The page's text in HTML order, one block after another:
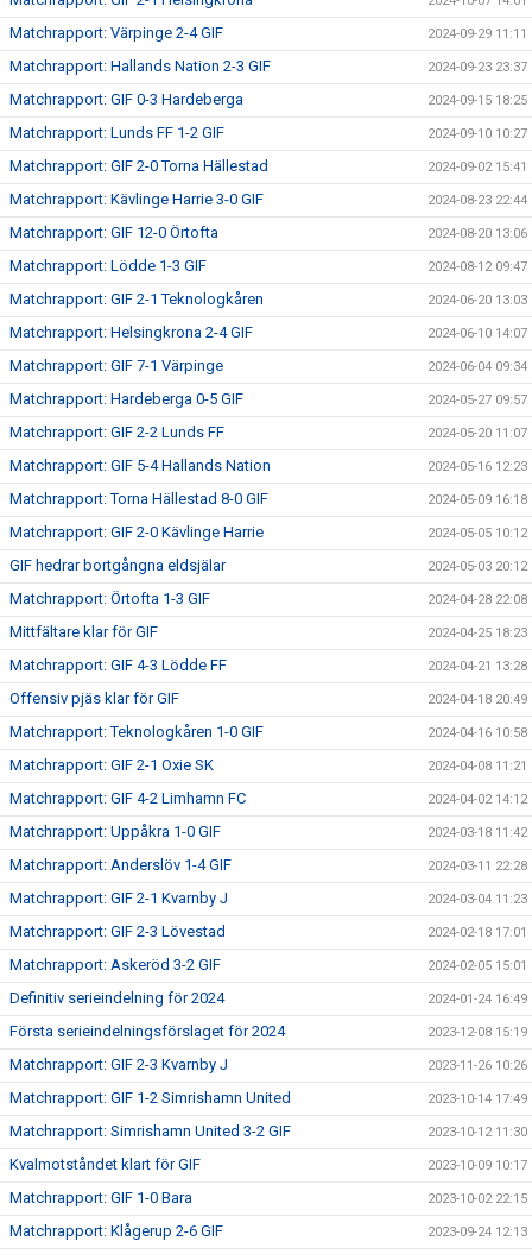
Matchrapport: Värpinge 2-4 GIF 2024-09-29 11:11
Matchrapport: Hallands Nation 2-3 GIF 2024-09-23 23:37
Matchrapport: GIF 0-3 Hardeberga 2024-09-15 18:25
Matchrapport: Lunds FF 1-2 GIF 2024-09-10 10:27
Matchrapport: GIF 2-0 Torna Hällestad 2024-09-02 15:41
Matchrapport: Kävlinge Harrie 3-0 GIF 2024-08-23 22:44
Matchrapport: GIF 12-0 Örtofta 2024-08-20 13:06
Matchrapport: Lödde 1-3 GIF 2024-08-12 09:47
Matchrapport: GIF 2-1 Teknologkåren 2024-06-20 13:03
Matchrapport: Helsingkrona 2-4 GIF 2024-06-10 14:07
Matchrapport: GIF 7-1 Värpinge 2024-06-04 09:34
Matchrapport: Hardeberga 0-5 GIF 2024-05-27 09:57
Matchrapport: GIF 2-2 Lunds FF 2024-05-20 11:07
Matchrapport: GIF 5-4 Hallands Nation 2024-05-16 12:23
Matchrapport: Torna Hällestad 8-0 GIF 2024-05-09 16:18
Matchrapport: GIF 2-0 Kävlinge Harrie 2024-05-05 10:12
GIF hedrar bortgångna eldsjälar 2024-05-03 20:12
Matchrapport: Örtofta 1-3 GIF 2024-04-28 22:08
Mittfältare klar för GIF 2024-04-25 18:23
Matchrapport: GIF 4-3 Lödde FF 2024-04-21 13:28
Offensiv pjäs klar för GIF 2024-04-18 20:49
Matchrapport: Teknologkåren 1-0 GIF 2024-04-16 10:58
Matchrapport: GIF 2-1 Oxie SK 2024-04-08 11:21
Matchrapport: GIF 4-2 Limhamn FC 2024-04-02 14:12
Matchrapport: Uppåkra 1-0 GIF 2024-03-18 11:42
Matchrapport: Anderslöv 1-4 GIF 2024-03-11 22:28
Matchrapport: GIF 2-1 Kvarnby J 2024-03-04 11:23
Matchrapport: GIF 2-3 Lövestad 2024-02-18 17:01
Matchrapport: Askeröd 3-2 GIF 2024-02-05 15:01
Definitiv serieindelning för 2024 2024-01-24 16:49
Första serieindelningsförslaget för 2024 2023-12-08 15:19
Matchrapport: GIF 2-3 Kvarnby J 2023-11-26 10:26
Matchrapport: GIF 1-2 Simrishamn United 2023-10-14 17:49
Matchrapport: Simrishamn United 3-2 GIF 2023-10-12 11:30
Kvalmotståndet klart för GIF 2023-10-09 10:17
Matchrapport: GIF 1-0 Bara 2023-10-02 22:15
Matchrapport: Klågerup 2-6 GIF 2023-09-24 12:13